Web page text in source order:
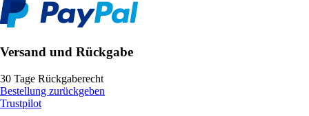
Versand und Rückgabe
30 Tage Rückgaberecht
Bestellung zurückgeben
Trustpilot